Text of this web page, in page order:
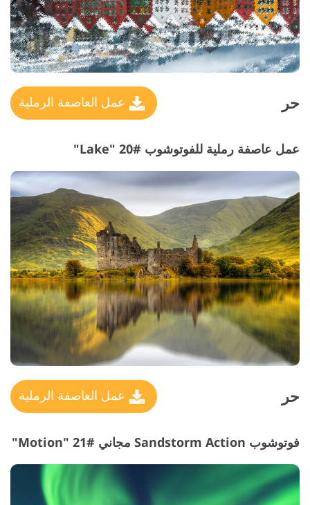
حر عمل العاصفة الرملية
عمل عاصفة رملية للفوتوشوب #20 "Lake"
حر عمل العاصفة الرملية
فوتوشوب Sandstorm Action مجاني #21 "Motion"